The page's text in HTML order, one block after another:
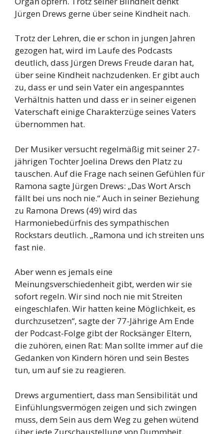
Jürgen Drews gerne über seine Kindheit nach.
Trotz der Lehren, die er schon in jungen Jahren
gezogen hat, wird im Laufe des Podcasts
deutlich, dass Jürgen Drews Freude daran hat,
über seine Kindheit nachzudenken. Er gibt auch
zu, dass er und sein Vater ein angespanntes
Verhältnis hatten und dass er in seiner eigenen
Vaterschaft einige Charakterzüge seines Vaters
übernommen hat.
Der Musiker versucht regelmäßig mit seiner 27-
jährigen Tochter Joelina Drews den Platz zu
tauschen. Auf die Frage nach seinen Gefühlen für
Ramona sagte Jürgen Drews: „Das Wort Arsch
fällt bei uns noch nie.“ Auch in seiner Beziehung
zu Ramona Drews (49) wird das
Harmoniebedürfnis des sympathischen
Rockstars deutlich. „Ramona und ich streiten uns
fast nie.
Aber wenn es jemals eine
Meinungsverschiedenheit gibt, werden wir sie
sofort regeln. Wir sind noch nie mit Streiten
eingeschlafen. Wir hatten keine Möglichkeit, es
durchzusetzen“, sagte der 77-Jährige Am Ende
der Podcast-Folge gibt der Rocksänger Eltern,
die zuhören, einen Rat: Man sollte immer auf die
Gedanken von Kindern hören und sein Bestes
tun, um auf sie zu reagieren.
Drews argumentiert, dass man Sensibilität und
Einfühlungsvermögen zeigen und sich zwingen
muss, dem Sein aus dem Weg zu gehen wütend
über jede Zurschaustellung von Dummheit.